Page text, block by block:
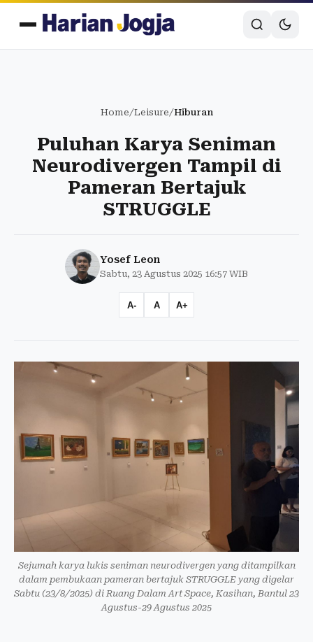
Home/Leisure/Hiburan
Puluhan Karya Seniman
Neurodivergen Tampil di
Pameran Bertajuk
STRUGGLE
Yosef Leon
Sabtu, 23 Agustus 2025 16:57 WIB
A- A A+
Sejumah karya lukis seniman neurodivergen yang ditampilkan
dalam pembukaan pameran bertajuk STRUGGLE yang digelar
Sabtu (23/8/2025) di Ruang Dalam Art Space, Kasihan, Bantul 23
Agustus-29 Agustus 2025